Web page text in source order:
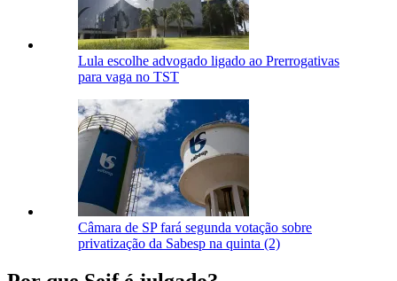
Lula escolhe advogado ligado ao Prerrogativas
para vaga no TST
Câmara de SP fará segunda votação sobre
privatização da Sabesp na quinta (2)